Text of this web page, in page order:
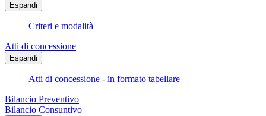
Espandi
Criteri e modalità
Atti di concessione
Espandi
Atti di concessione - in formato tabellare
Bilancio Preventivo
Bilancio Consuntivo